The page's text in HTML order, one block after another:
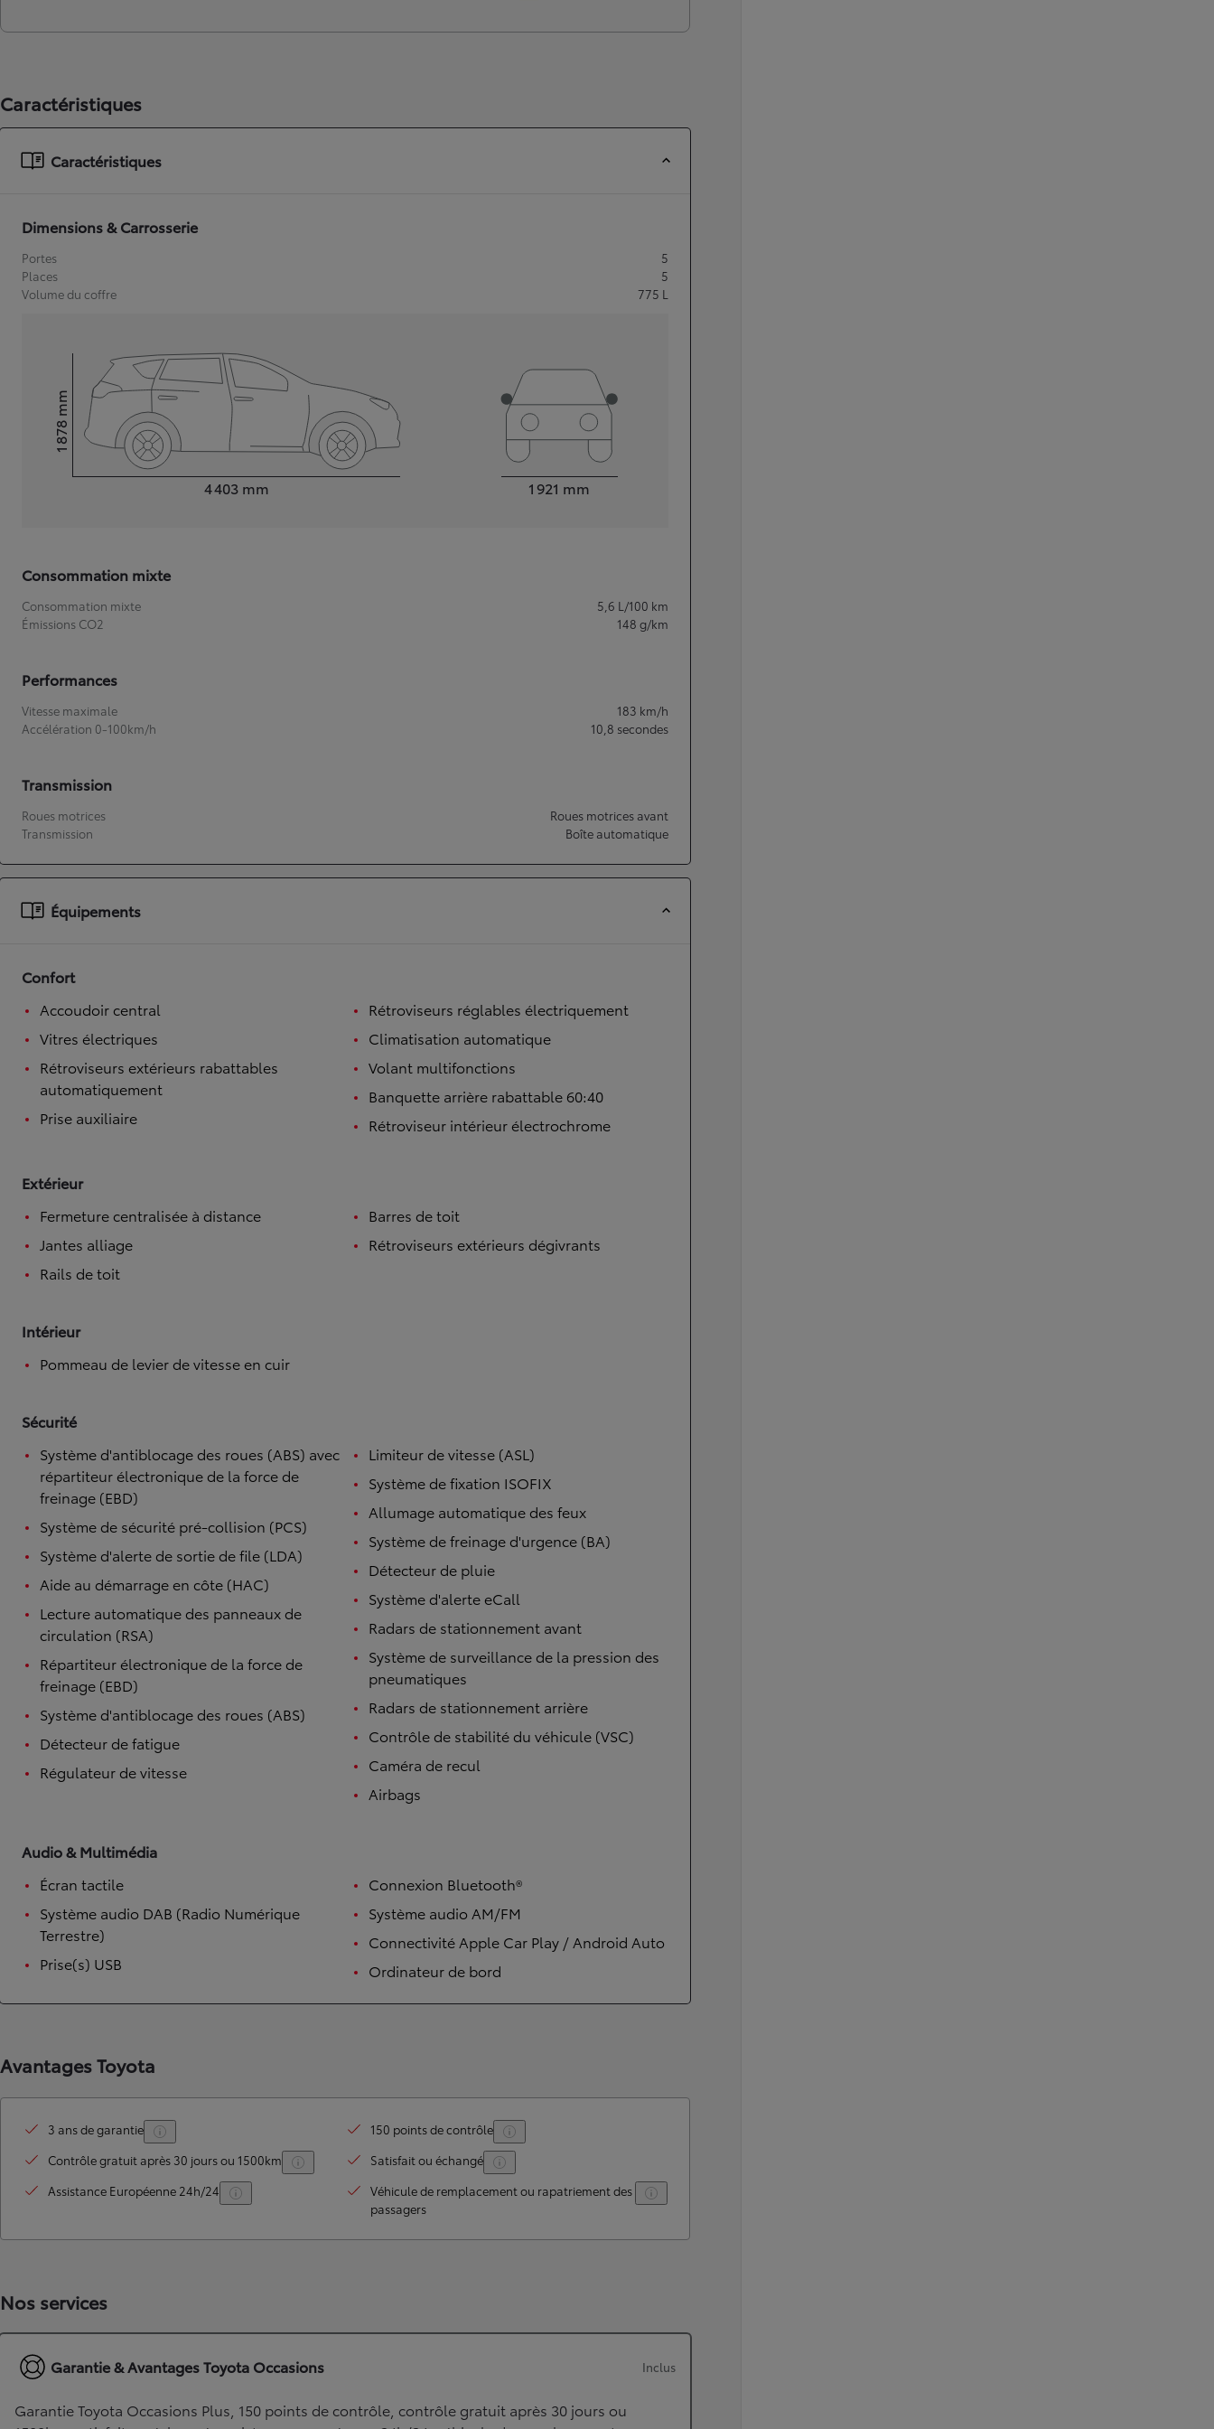
À partir de 19 700 €
Nouvelle Yaris Cross
HYBRIDE
TOYOTA C-HR
Caractéristiques
Caractéristiques
Dimensions & Carrosserie
Portes
5
Places
5
Volume du coffre
775 L
4 403 mm
Hauteur1 878
mm
1 921 mm
Consommation mixte
Consommation mixte 5,6 L/100 km
Émissions CO2
148 g/km
Performances
Vitesse maximale 183 km/h
Accélération 0-100km/h
10,8 secondes
Transmission
Roues motrices
Roues motrices avant
Transmission
Boîte automatique
Équipements
Confort
Accoudoir central
Vitres électriques
Rétroviseurs extérieurs rabattables
automatiquement
Prise auxiliaire
Rétroviseurs réglables électriquement
Climatisation automatique
Volant multifonctions
Banquette arrière rabattable 60:40
Rétroviseur intérieur électrochrome
Extérieur
Fermeture centralisée à distance
Jantes alliage
Rails de toit
Barres de toit
Rétroviseurs extérieurs dégivrants
Intérieur
Pommeau de levier de vitesse en cuir
Sécurité
Système d'antiblocage des roues (ABS) avec
répartiteur électronique de la force de
freinage (EBD)
Système de sécurité pré-collision (PCS)
Système d'alerte de sortie de file (LDA)
Aide au démarrage en côte (HAC)
Lecture automatique des panneaux de
circulation (RSA)
Répartiteur électronique de la force de
freinage (EBD)
Système d'antiblocage des roues (ABS)
Détecteur de fatigue
Régulateur de vitesse
Limiteur de vitesse (ASL)
Système de fixation ISOFIX
Allumage automatique des feux
Système de freinage d'urgence (BA)
Détecteur de pluie
Système d'alerte eCall
Radars de stationnement avant
Système de surveillance de la pression des
pneumatiques
Radars de stationnement arrière
Contrôle de stabilité du véhicule (VSC)
Caméra de recul
Airbags
Audio & Multimédia
Écran tactile
Système audio DAB (Radio Numérique
Terrestre)
Prise(s) USB
Connexion Bluetooth®
Système audio AM/FM
Connectivité Apple Car Play / Android Auto
Ordinateur de bord
Avantages Toyota
3 ans de garantie
150 points de contrôle
Contrôle gratuit après 30 jours ou 1500km
Satisfait ou échangé
Assistance Européenne 24h/24
Véhicule de remplacement ou rapatriement des
passagers
Nos services
Garantie & Avantages Toyota Occasions Inclus
Garantie Toyota Occasions Plus, 150 points de contrôle, contrôle gratuit après 30 jours ou